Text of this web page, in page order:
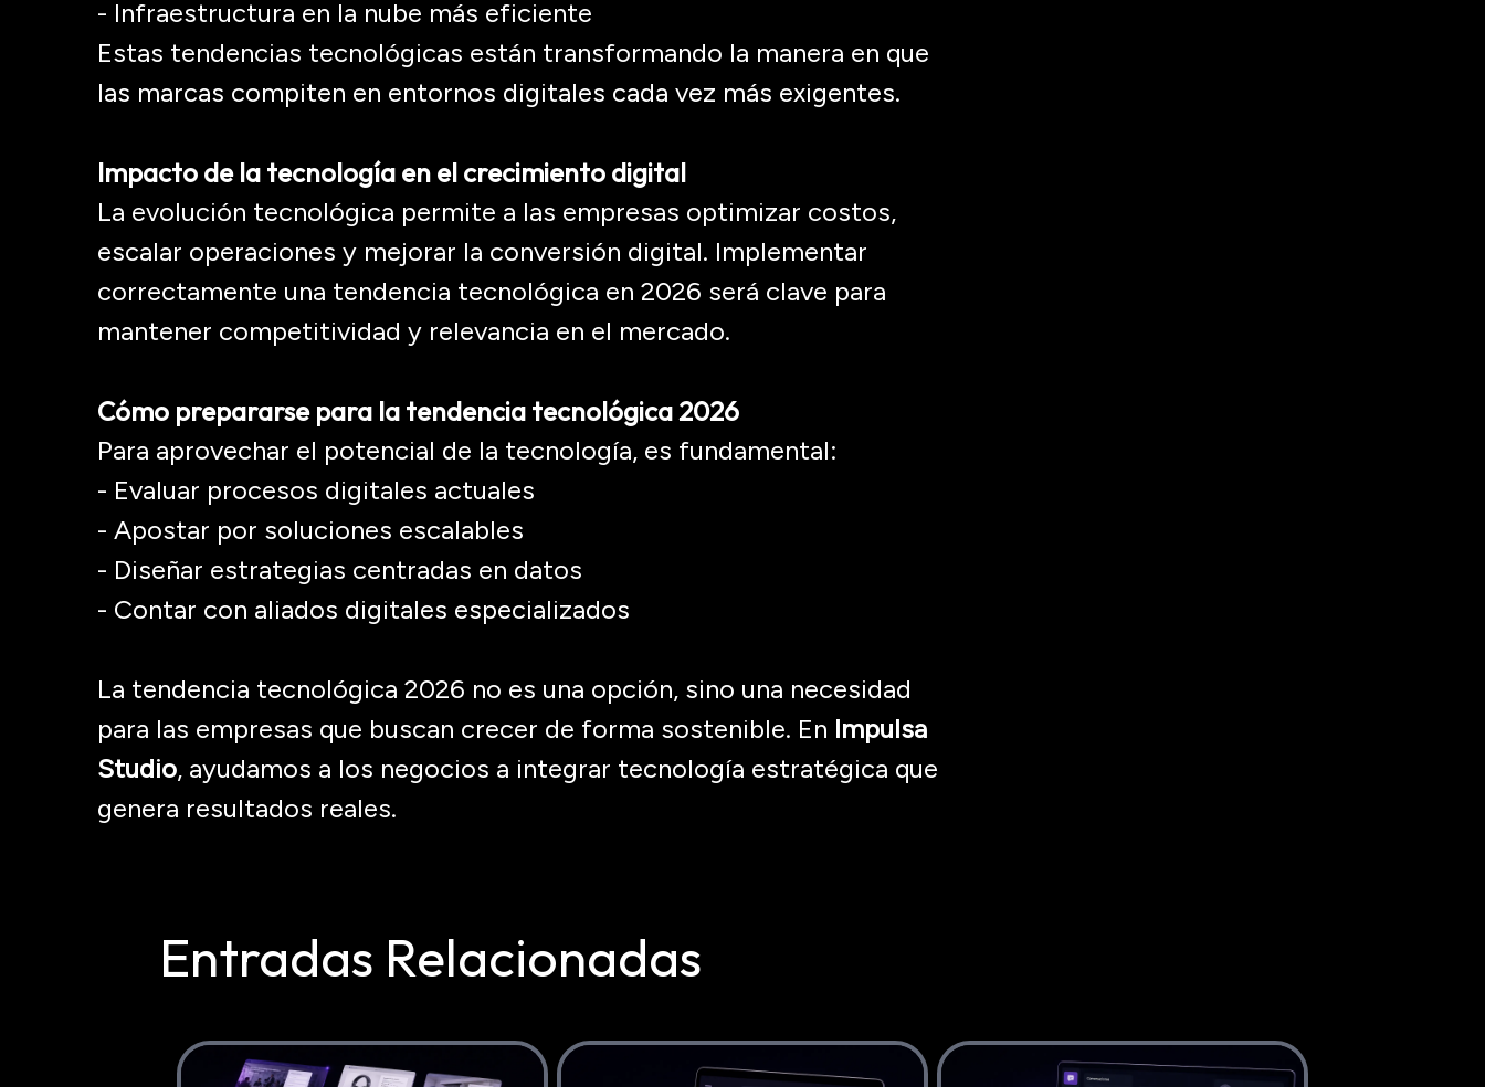
- Infraestructura en la nube más eficiente
Estas tendencias tecnológicas están transformando la manera en que
las marcas compiten en entornos digitales cada vez más exigentes.
Impacto de la tecnología en el crecimiento digital
La evolución tecnológica permite a las empresas optimizar costos,
escalar operaciones y mejorar la conversión digital. Implementar
correctamente una tendencia tecnológica en 2026 será clave para
mantener competitividad y relevancia en el mercado.
Cómo prepararse para la tendencia tecnológica 2026
Para aprovechar el potencial de la tecnología, es fundamental:
- Evaluar procesos digitales actuales
- Apostar por soluciones escalables
- Diseñar estrategias centradas en datos
- Contar con aliados digitales especializados
La tendencia tecnológica 2026 no es una opción, sino una necesidad
para las empresas que buscan crecer de forma sostenible. En Impulsa
Studio, ayudamos a los negocios a integrar tecnología estratégica que
genera resultados reales.
Entradas Relacionadas